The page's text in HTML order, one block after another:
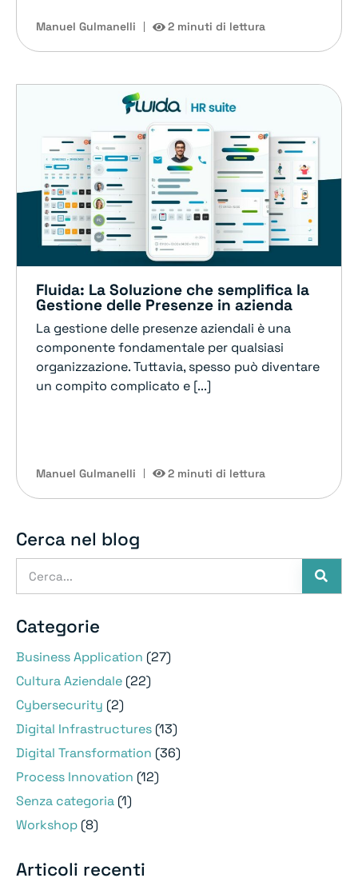
Manuel Gulmanelli 2 minuti di lettura
Fluida: La Soluzione che semplifica la
Gestione delle Presenze in azienda
La gestione delle presenze aziendali è una
componente fondamentale per qualsiasi
organizzazione. Tuttavia, spesso può diventare
un compito complicato e [...]
Manuel Gulmanelli 2 minuti di lettura
Cerca nel blog
Categorie
Business Application (27)
Cultura Aziendale (22)
Cybersecurity (2)
Digital Infrastructures (13)
Digital Transformation (36)
Process Innovation (12)
Senza categoria (1)
Workshop (8)
Articoli recenti